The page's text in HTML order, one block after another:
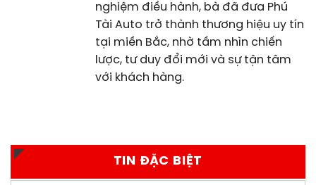
nghiệm điều hành, bà đã đưa Phú
Tài Auto trở thành thương hiệu uy tín
tại miền Bắc, nhờ tầm nhìn chiến
lược, tư duy đổi mới và sự tận tâm
với khách hàng.
TIN ĐẶC BIỆT